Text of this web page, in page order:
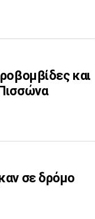
και
σε δρόμο